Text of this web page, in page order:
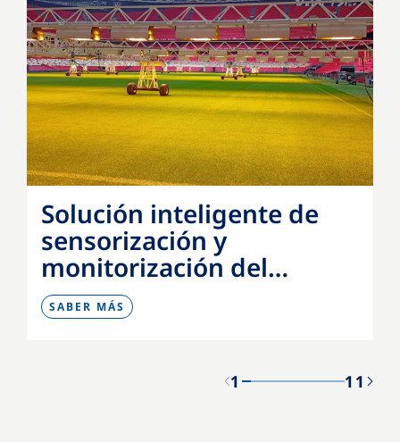
Solución inteligente de
sensorización y
monitorización del
césped
SABER MÁS
1 11